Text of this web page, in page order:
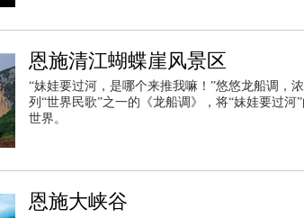
恩施清江蝴蝶崖风景区
“妹娃要过河，是哪个来推我嘛！”悠悠龙船调，
列“世界民歌”之一的《龙船调》，将“妹娃要过河
世界。
恩施大峡谷